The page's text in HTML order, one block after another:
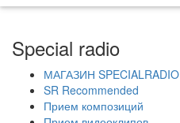
Special radio
МАГАЗИН SPECIALRADIO
SR Recommended
Прием композиций